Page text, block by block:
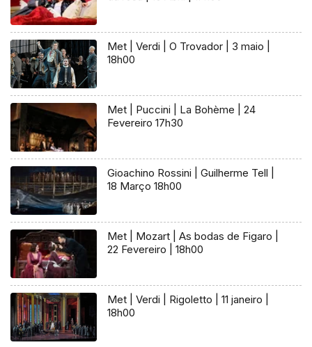
Met | Verdi | O Trovador | 3 maio |
18h00
Met | Puccini | La Bohème | 24
Fevereiro 17h30
Gioachino Rossini | Guilherme Tell |
18 Março 18h00
Met | Mozart | As bodas de Figaro |
22 Fevereiro | 18h00
Met | Verdi | Rigoletto | 11 janeiro |
18h00